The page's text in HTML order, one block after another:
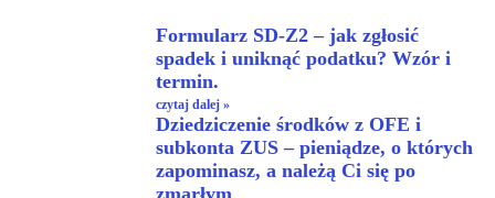
Formularz SD-Z2 – jak zgłosić
spadek i uniknąć podatku? Wzór i
termin.
czytaj dalej »
Dziedziczenie środków z OFE i
subkonta ZUS – pieniądze, o których
zapominasz, a należą Ci się po
zmarłym